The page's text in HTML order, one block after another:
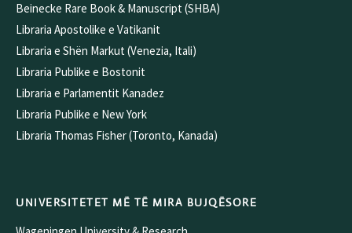
Beinecke Rare Book & Manuscript (SHBA)
Libraria Apostolike e Vatikanit
Libraria e Shën Markut (Venezia, Itali)
Libraria Publike e Bostonit
Libraria e Parlamentit Kanadez
Libraria Publike e New York
Libraria Thomas Fisher (Toronto, Kanada)
UNIVERSITETET MË TË MIRA BUJQËSORE